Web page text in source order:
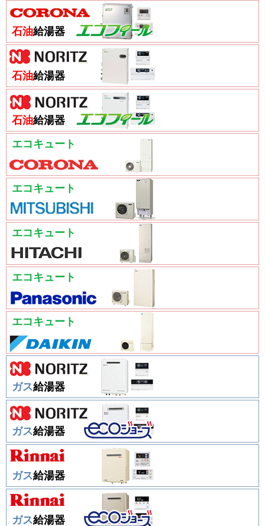
石油給湯器
石油給湯器
石油給湯器
エコキュート
エコキュート
エコキュート
エコキュート
エコキュート
ガス給湯器
ガス給湯器
ガス給湯器
ガス給湯器